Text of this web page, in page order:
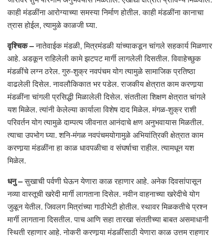
काही मंडळींना आरोग्याच्या समस्या निर्माण होतील. काही मंडळींना कानाचा
त्रास होईल, त्यामुळे काळजी घ्या.
वृश्चिक –नातेवाईक मंडळी, मित्रमंडळी यांच्याकडून चांगले सहकार्य मिळणार
आहे. अडकून राहिलेली कामे झटपट मार्गी लागलेली दिसतील. विवाहेच्छुक
मंडळींचे लग्न ठरेल. गुरु-शुक्र नवपंचम योग त्यामुळे सामाजिक प्रतिष्ठा
वाढलेली दिसेल. नावलौकिकात भर पडेल. राजकीय क्षेत्रात काम करणार्‍या
मंडळींना चांगली प्रसिद्धी मिळालेली दिसेल. संततीला शिक्षण क्षेत्रात चांगले
यश मिळेल. त्यांनी केलेल्या कार्याला विशेष दाद मिळेल. मंगळ-शुक्र राशी
परिवर्तन योग त्यामुळे दाम्पत्य जीवनात आनंदाचे क्षण अनुभवायास मिळतील.
त्याचा उपभोग घ्या. शनि-मंगळ नवपंचमयोगामुळे अभियांत्रिकी क्षेत्रात काम
करणार्‍या मंडळींना हा काळ धावपळीचा व संघर्षाचा राहील. त्यामधून यश
मिळेल.
धनु –सुखाची पर्वणी घेऊन येणारा काळ रहाणार आहे. अनेक दिवसांपासून
नव्या वास्तूची खरेदी मार्गी लागताना दिसेल. नवीन वाहनाच्या खरेदीचे योग
जुळून येतील. जिवलग मित्रांच्या गाठीभेटी होतील. स्थावर मिळकतीचे प्रश्न
मार्गी लागताना दिसतील. पाच आणि सहा तारखा संततीच्या बाबत असमाधानी
स्थिती रहाणार आहे. नोकरी करणार्‍या मंडळींसाठी येणारा काळ उत्तम राहणार